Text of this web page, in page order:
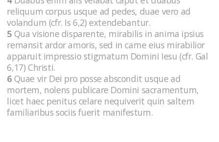
reliquum corpus usque ad pedes, duae vero ad
volandum (cfr. Is 6,2) extendebantur.
5 Qua visione disparente, mirabilis in anima ipsius
remansit ardor amoris, sed in carne eius mirabilior
apparuit impressio stigmatum Domini Iesu (cfr. Gal
6,17) Christi.
6 Quae vir Dei pro posse abscondit usque ad
mortem, nolens publicare Domini sacramentum,
licet haec penitus celare nequiverit quin saltem
familiaribus sociis fuerit manifestum.